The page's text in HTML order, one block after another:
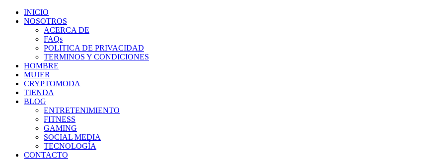
INICIO
NOSOTROS
ACERCA DE
FAQs
POLITICA DE PRIVACIDAD
TERMINOS Y CONDICIONES
HOMBRE
MUJER
CRYPTOMODA
TIENDA
BLOG
ENTRETENIMIENTO
FITNESS
GAMING
SOCIAL MEDIA
TECNOLOGÍA
CONTACTO